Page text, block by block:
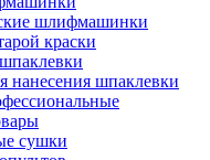
шлифмашинки
краски
нанесения шпаклевки
сушки